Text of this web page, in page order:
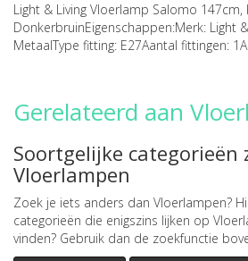
Light & Living Vloerlamp Salomo 147cm,
DonkerbruinEigenschappen:Merk: Light
MetaalType fitting: E27Aantal fittingen:
Gerelateerd aan
Soortgelijke categorieën
Vloerlampen
Zoek je iets anders dan Vloerlampen?
categorieën die enigszins lijken op
vinden? Gebruik dan de zoekfunctie